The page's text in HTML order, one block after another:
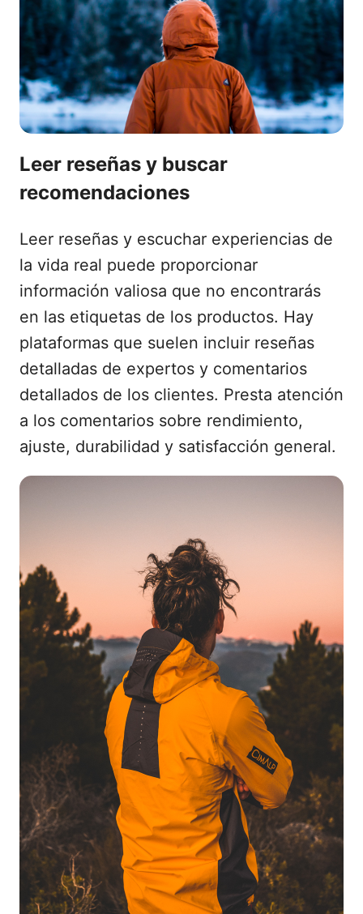
Leer reseñas y buscar
recomendaciones
Leer reseñas y escuchar experiencias de
la vida real puede proporcionar
información valiosa que no encontrarás
en las etiquetas de los productos. Hay
plataformas que suelen incluir reseñas
detalladas de expertos y comentarios
detallados de los clientes. Presta atención
a los comentarios sobre rendimiento,
ajuste, durabilidad y satisfacción general.